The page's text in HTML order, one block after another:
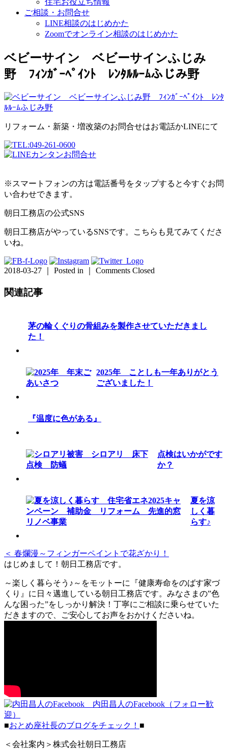
ご相談・お問合せ
LINE相談のはじめかた
Zoomでオンライン相談のはじめかた
ベビーサイン ベビーサインふじみ
野 ﾌｨﾝｶﾞｰﾍﾟｲﾝﾄ ﾚﾝﾀﾙﾙｰﾑふじみ野
リフォーム・新築・増改築のお問合せはお電話かLINEにて
※スマートフォンの方は電話番号をタップすると今すぐお問
い合わせできます。
朝日工務店の公式SNS
朝日工務店がやっているSNSです。こちらも見てみてくださ
いね。
2018-03-27 ｜ Posted in ｜ Comments Closed
関連記事
茅の輪くぐりの骨組みを製作させていただきまし
た！
2025年 ことしも一年ありがとう
ございました！
『温度に色がある』
点検はいかがです
か？
夏を涼
しく暮
らす♪
＜ 春爛漫～フィンガーペイントで花ざかり！
はじめまして！朝日工務店です。
～楽しく暮らそう♪～をモットーに『健康寿命をのばす家づ
くり』に日々邁進している朝日工務店です。みなさまの”色
んな困った”をしっかり解決！丁寧にご相談に乗らせていた
だきますので、ご安心してお声をおかけくださいね。
内田昌人のFacebook（フォロー歓
迎）
■おとめ座社長のブログをチェック！ ■
＜会社案内＞株式会社朝日工務店